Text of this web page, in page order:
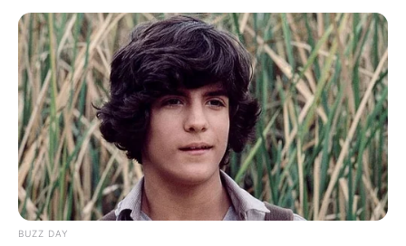
BUZZ DAY